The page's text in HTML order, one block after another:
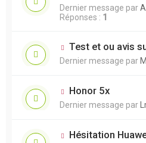
Dernier message par
Réponses : 1
Test et ou avis
Dernier message par
Honor 5x
Dernier message par
Hésitation